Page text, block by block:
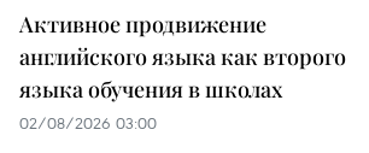
Активное продвижение
английского языка как второго
языка обучения в школах
02/08/2026 03:00